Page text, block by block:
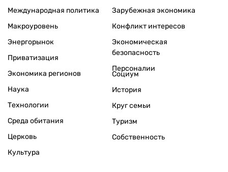
Международная политика
Макроуровень
Энергорынок
Приватизация
Экономика регионов
Зарубежная экономика
Конфликт интересов
Экономическая
безопасность
Персоналии
Наука
Технологии
Среда обитания
Церковь
Культура
Социум
История
Круг семьи
Туризм
Собственность